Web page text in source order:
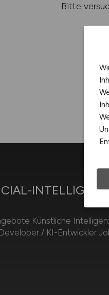
Bitte
Künstliche
/ KI-Entwickler